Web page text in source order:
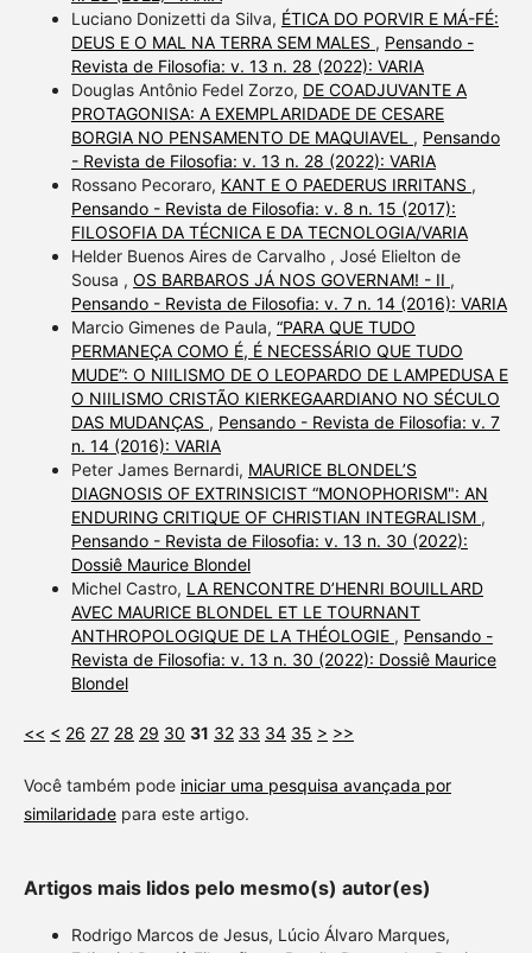
Luciano Donizetti da Silva, ÉTICA DO PORVIR E MÁ-FÉ:
DEUS E O MAL NA TERRA SEM MALES , Pensando -
Revista de Filosofia: v. 13 n. 28 (2022): VARIA
Douglas Antônio Fedel Zorzo, DE COADJUVANTE A
PROTAGONISA: A EXEMPLARIDADE DE CESARE
BORGIA NO PENSAMENTO DE MAQUIAVEL , Pensando
- Revista de Filosofia: v. 13 n. 28 (2022): VARIA
Rossano Pecoraro, KANT E O PAEDERUS IRRITANS ,
Pensando - Revista de Filosofia: v. 8 n. 15 (2017):
FILOSOFIA DA TÉCNICA E DA TECNOLOGIA/VARIA
Helder Buenos Aires de Carvalho , José Elielton de
Sousa , OS BARBAROS JÁ NOS GOVERNAM! - II ,
Pensando - Revista de Filosofia: v. 7 n. 14 (2016): VARIA
Marcio Gimenes de Paula, “PARA QUE TUDO
PERMANEÇA COMO É, É NECESSÁRIO QUE TUDO
MUDE”: O NIILISMO DE O LEOPARDO DE LAMPEDUSA E
O NIILISMO CRISTÃO KIERKEGAARDIANO NO SÉCULO
DAS MUDANÇAS , Pensando - Revista de Filosofia: v. 7
n. 14 (2016): VARIA
Peter James Bernardi, MAURICE BLONDEL’S
DIAGNOSIS OF EXTRINSICIST “MONOPHORISM": AN
ENDURING CRITIQUE OF CHRISTIAN INTEGRALISM ,
Pensando - Revista de Filosofia: v. 13 n. 30 (2022):
Dossiê Maurice Blondel
Michel Castro, LA RENCONTRE D’HENRI BOUILLARD
AVEC MAURICE BLONDEL ET LE TOURNANT
ANTHROPOLOGIQUE DE LA THÉOLOGIE , Pensando -
Revista de Filosofia: v. 13 n. 30 (2022): Dossiê Maurice
Blondel
<< < 26 27 28 29 30 31 32 33 34 35 > >>
Você também pode iniciar uma pesquisa avançada por
similaridadepara este artigo.
Artigos mais lidos pelo mesmo(s) autor(es)
Rodrigo Marcos de Jesus, Lúcio Álvaro Marques,